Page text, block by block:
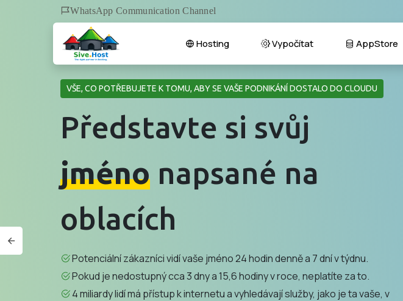
WhatsApp Communication Channel
Hosting Vypočítat AppStore
VŠE, CO POTŘEBUJETE K TOMU, ABY SE VAŠE PODNIKÁNÍ DOSTALO DO CLOUDU
Představte si svůj
jméno napsané na
oblacích
Potenciální zákazníci vidí vaše jméno 24 hodin denně a 7 dní v týdnu.
Pokud je nedostupný cca 3 dny a 15,6 hodiny v roce, neplatíte za to.
4 miliardy lidí má přístup k internetu a vyhledávají služby, jako je ta vaše, v